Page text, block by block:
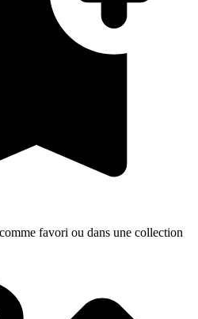
favori ou dans une collection